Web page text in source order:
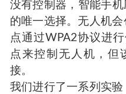
没有控制器，智能手
的唯一选择。无人机
点通过WPA2协议进
点来控制无人机，但
接。
我们进行了一系列实